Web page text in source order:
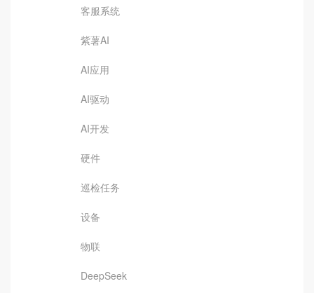
客服系统
紫薯AI
AI应用
AI驱动
AI开发
硬件
巡检任务
设备
物联
DeepSeek